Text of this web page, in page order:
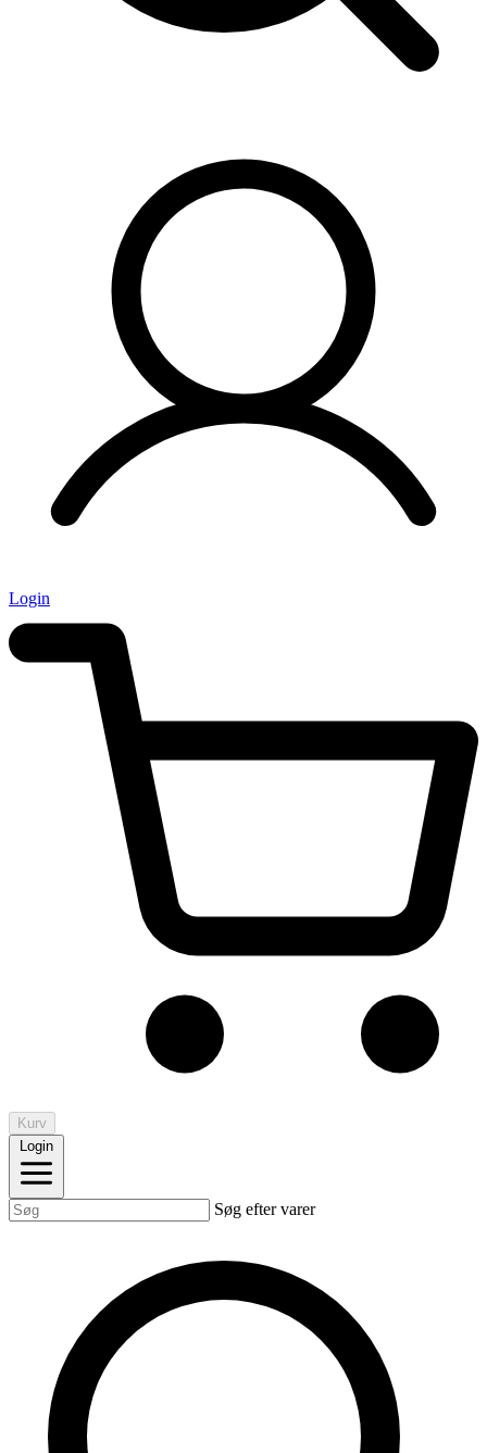
Login
Kurv
Login
Søg efter varer